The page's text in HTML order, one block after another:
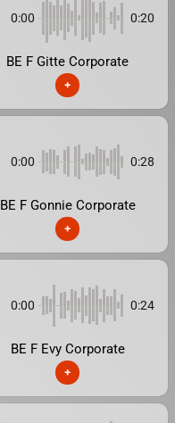
0:00 0:20
BE F Gitte Corporate
+
0:00 0:28
BE F Gonnie Corporate
+
0:00 0:24
BE F Evy Corporate
+